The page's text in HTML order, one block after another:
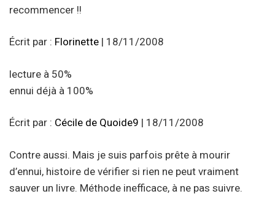
recommencer !!
Écrit par : Florinette | 18/11/2008
lecture à 50%
ennui déjà à 100%
Écrit par : Cécile de Quoide9 | 18/11/2008
Contre aussi. Mais je suis parfois prête à mourir
d’ennui, histoire de vérifier si rien ne peut vraiment
sauver un livre. Méthode inefficace, à ne pas suivre.